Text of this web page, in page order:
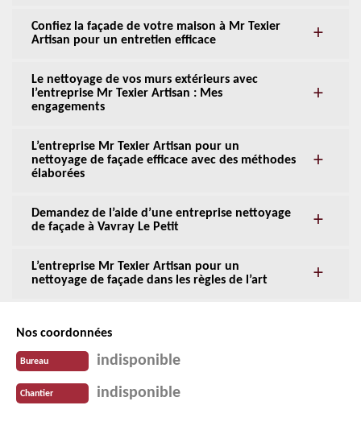
Confiez la façade de votre maison à Mr Texier
Artisan pour un entretien efficace
Le nettoyage de vos murs extérieurs avec
l’entreprise Mr Texier Artisan : Mes
engagements
L’entreprise Mr Texier Artisan pour un
nettoyage de façade efficace avec des méthodes
élaborées
Demandez de l’aide d’une entreprise nettoyage
de façade à Vavray Le Petit
L’entreprise Mr Texier Artisan pour un
nettoyage de façade dans les règles de l’art
Nos coordonnées
Bureau indisponible
Chantier indisponible